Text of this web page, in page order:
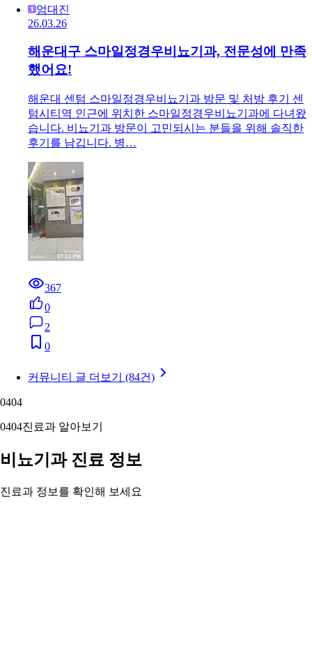
엄대진
26.03.26
해운대구 스마일정경우비뇨기과, 전문성에 만족
했어요!
해운대 센텀 스마일정경우비뇨기과 방문 및 처방 후기 센
텀시티역 인근에 위치한 스마일정경우비뇨기과에 다녀왔
습니다. 비뇨기과 방문이 고민되시는 분들을 위해 솔직한
후기를 남깁니다. 병…
367
0
2
0
커뮤니티 글 더보기 (84건)
0404
0404진료과 알아보기
비뇨기과 진료 정보
진료과 정보를 확인해 보세요